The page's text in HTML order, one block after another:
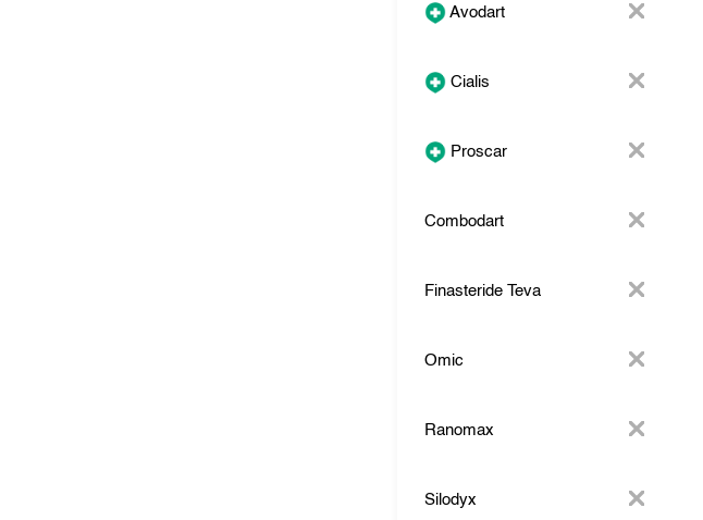
Avodart
Cialis
Proscar
Combodart
Finasteride Teva
Omic
Ranomax
Silodyx